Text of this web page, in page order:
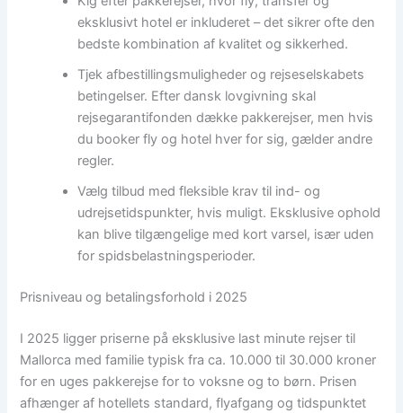
eksklusivt hotel er inkluderet – det sikrer ofte den
bedste kombination af kvalitet og sikkerhed.
Tjek afbestillingsmuligheder og rejseselskabets
betingelser. Efter dansk lovgivning skal
rejsegarantifonden dække pakkerejser, men hvis
du booker fly og hotel hver for sig, gælder andre
regler.
Vælg tilbud med fleksible krav til ind- og
udrejsetidspunkter, hvis muligt. Eksklusive ophold
kan blive tilgængelige med kort varsel, især uden
for spidsbelastningsperioder.
Prisniveau og betalingsforhold i 2025
I 2025 ligger priserne på eksklusive last minute rejser til
Mallorca med familie typisk fra ca. 10.000 til 30.000 kroner
for en uges pakkerejse for to voksne og to børn. Prisen
afhænger af hotellets standard, flyafgang og tidspunktet